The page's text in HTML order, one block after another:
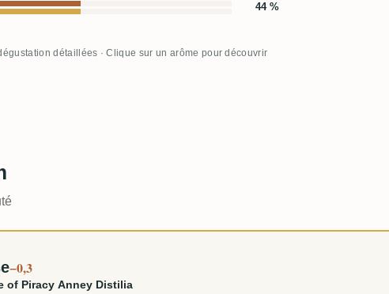
44 %
détaillées · Clique sur un arôme pour découvrir
−0,3
of Piracy Anney Distilia